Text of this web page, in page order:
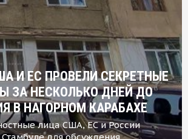
И ЕС ПРОВЕЛИ СЕКРЕТНЫЕ
ЗА НЕСКОЛЬКО ДНЕЙ ДО
В НАГОРНОМ КАРАБАХЕ
лица США, ЕС и России
Стамбуле для обсуждения